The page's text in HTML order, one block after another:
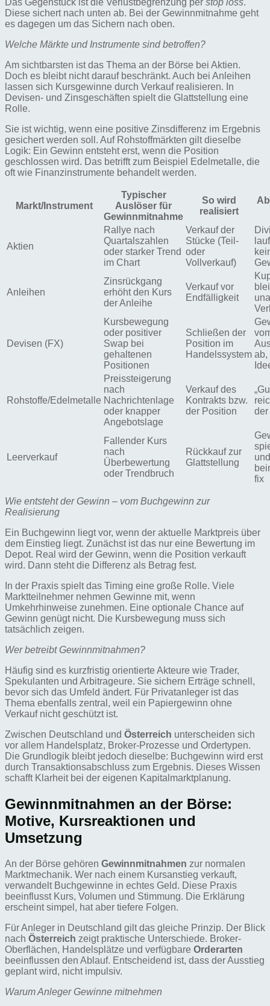
Das Gegenstück ist die Verlustbegrenzung per stop loss.
Diese sichert nach unten ab. Bei der Gewinnmitnahme geht
es dagegen um das Sichern nach oben.
Welche Märkte und Instrumente sind betroffen?
Am sichtbarsten ist das Thema an der Börse bei Aktien.
Doch es bleibt nicht darauf beschränkt. Auch bei Anleihen
lassen sich Kursgewinne durch Verkauf realisieren. In
Devisen- und Zinsgeschäften spielt die Glattstellung eine
Rolle.
Sie ist wichtig, wenn eine positive Zinsdifferenz im Ergebnis
gesichert werden soll. Auf Rohstoffmärkten gilt dieselbe
Logik: Ein Gewinn entsteht erst, wenn die Position
geschlossen wird. Das betrifft zum Beispiel Edelmetalle, die
oft wie Finanzinstrumente behandelt werden.
Markt/Instrument
Typischer
Auslöser für
Gewinnmitnahme
So wird
realisiert
Aktien
Rallye nach
Quartalszahlen
oder starker Trend
im Chart
Verkauf der
Stücke (Teil-
oder
Vollverkauf)
Anleihen
Zinsrückgang
erhöht den Kurs
der Anleihe
Verkauf vor
Endfälligkeit
Devisen (FX)
Kursbewegung
oder positiver
Swap bei
gehaltenen
Positionen
Schließen der
Position im
Handelssystem ab,
Rohstoffe/Edelmetalle
Preissteigerung
nach
Nachrichtenlage
oder knapper
Angebotslage
Verkauf des
Kontrakts bzw.
der Position
der
Leerverkauf
Fallender Kurs
nach
Überbewertung
oder Trendbruch
Rückkauf zur
Glattstellung
fix
Wie entsteht der Gewinn – vom Buchgewinn zur
Realisierung
Ein Buchgewinn liegt vor, wenn der aktuelle Marktpreis über
dem Einstieg liegt. Zunächst ist das nur eine Bewertung im
Depot. Real wird der Gewinn, wenn die Position verkauft
wird. Dann steht die Differenz als Betrag fest.
In der Praxis spielt das Timing eine große Rolle. Viele
Marktteilnehmer nehmen Gewinne mit, wenn
Umkehrhinweise zunehmen. Eine optionale Chance auf
Gewinn genügt nicht. Die Kursbewegung muss sich
tatsächlich zeigen.
Wer betreibt Gewinnmitnahmen?
Häufig sind es kurzfristig orientierte Akteure wie Trader,
Spekulanten und Arbitrageure. Sie sichern Erträge schnell,
bevor sich das Umfeld ändert. Für Privatanleger ist das
Thema ebenfalls zentral, weil ein Papiergewinn ohne
Verkauf nicht geschützt ist.
Zwischen Deutschland und Österreich unterscheiden sich
vor allem Handelsplatz, Broker-Prozesse und Ordertypen.
Die Grundlogik bleibt jedoch dieselbe: Buchgewinn wird erst
durch Transaktionsabschluss zum Ergebnis. Dieses Wissen
schafft Klarheit bei der eigenen Kapitalmarktplanung.
Gewinnmitnahmen an der Börse:
Motive, Kursreaktionen und
Umsetzung
An der Börse gehören Gewinnmitnahmen zur normalen
Marktmechanik. Wer nach einem Kursanstieg verkauft,
verwandelt Buchgewinne in echtes Geld. Diese Praxis
beeinflusst Kurs, Volumen und Stimmung. Die Erklärung
erscheint simpel, hat aber tiefere Folgen.
Für Anleger in Deutschland gilt das gleiche Prinzip. Der Blick
nach Österreich zeigt praktische Unterschiede. Broker-
Oberflächen, Handelsplätze und verfügbare Orderarten
beeinflussen den Ablauf. Entscheidend ist, dass der Ausstieg
geplant wird, nicht impulsiv.
Warum Anleger Gewinne mitnehmen